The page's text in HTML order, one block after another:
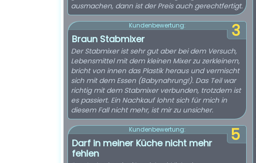
ausmachen, dann ist der Preis auch gerechtfertigt.
3
Kundenbewertung:
Braun Stabmixer
Der Stabmixer ist sehr gut aber bei dem Versuch,
Lebensmittel mit dem kleinen Mixer zu zerkleinern,
bricht von innen das Plastik heraus und vermischt
sich mit dem Essen (Babynahrung!). Das Teil war
richtig mit dem Stabmixer verbunden, trotzdem ist
es passiert. Ein Nachkauf lohnt sich für mich in
diesem Fall nicht mehr, ist mir zu unsicher.
5
Kundenbewertung:
Darf in meiner Küche nicht mehr
fehlen